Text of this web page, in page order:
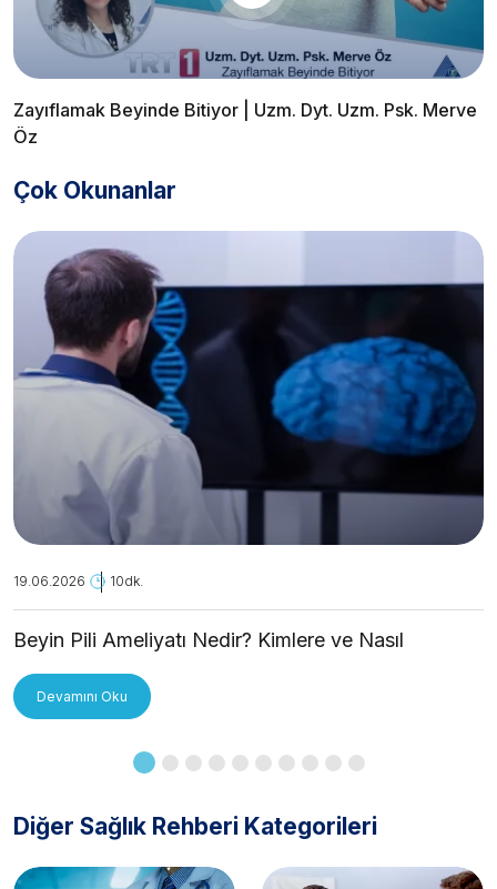
Zayıflamak Beyinde Bitiyor | Uzm. Dyt. Uzm. Psk. Merve
Öz
Çok Okunanlar
19.06.2026 10dk.
Beyin Pili Ameliyatı Nedir? Kimlere ve Nasıl
Devamını Oku
Diğer Sağlık Rehberi Kategorileri